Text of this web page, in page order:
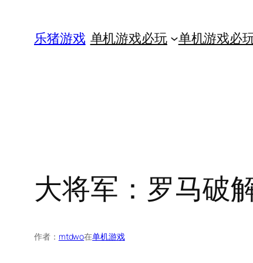
乐猪游戏 单机游戏必玩 单机游戏必
大将军：罗马破
作者： mtdwo在单机游戏